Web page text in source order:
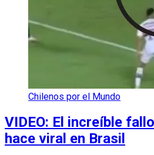
Chilenos por el Mundo
VIDEO: El increíble
hace viral en Brasil